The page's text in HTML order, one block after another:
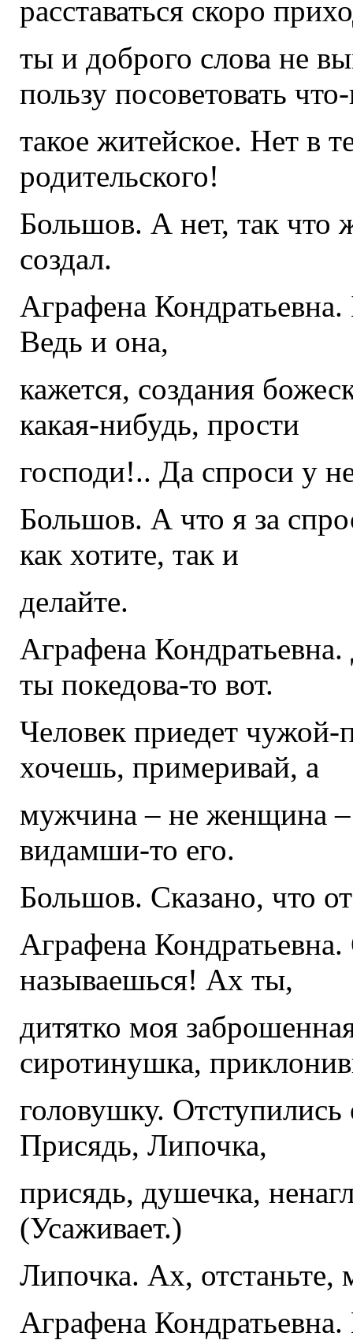
расставаться скоро
ты и доброго слова не
пользу посоветовать
такое житейское. Нет в
родительского!
Большов. А нет, так что
создал.
Аграфена
Ведь и она,
кажется, создания
какая-нибудь, прости
господи!.. Да спроси у
Большов. А что я за
как хотите, так и
делайте.
Аграфена
ты покедова-то вот.
Человек приедет чужой-
хочешь, примеривай, а
мужчина – не женщина –
видамши-то его.
Большов. Сказано, что
Аграфена
называешься! Ах ты,
дитятко моя
сиротинушка,
головушку. Отступились
Присядь, Липочка,
присядь, душечка,
(Усаживает.)
Липочка. Ах, отстаньте,
Аграфена Кондратьевна.